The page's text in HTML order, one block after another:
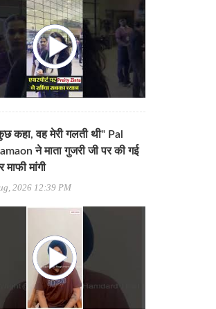
कहा, वह मेरी गलती थी" Pal
ने माता गुजरी जी पर की गई
माफी मांगी
2026 12:39 PM